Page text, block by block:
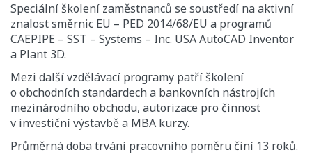
Speciální školení zaměstnanců se soustředí na aktivní
znalost směrnic EU – PED 2014/68/EU a programů
CAEPIPE – SST – Systems – Inc. USA AutoCAD Inventor
a Plant 3D.
Mezi další vzdělávací programy patří školení
o obchodních standardech a bankovních nástrojích
mezinárodního obchodu, autorizace pro činnost
v investiční výstavbě a MBA kurzy.
Průměrná doba trvání pracovního poměru činí 13 roků.